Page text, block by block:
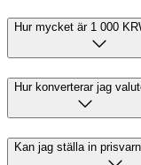
Hur mycket är 1 000
Hur konverterar jag
Kan jag ställa in